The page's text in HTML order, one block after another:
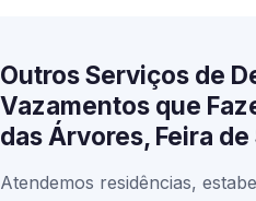
Outros Serviços de
Vazamentos que
das Árvores, Feira de
Atendemos residências,